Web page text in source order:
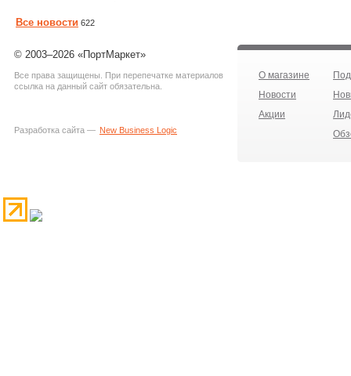
Все новости 622
© 2003–2026 «ПортМаркет»
Все права защищены. При перепечатке материалов
ссылка на данный сайт обязательна.
Разработка сайта — New Business Logic
О магазине
Новости
Акции